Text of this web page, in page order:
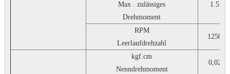
Max . zulässiges
Drehmoment
1.5
RPM
Leerlaufdrehzahl
1250
kgf.cm
Nenndrehmoment
0,02